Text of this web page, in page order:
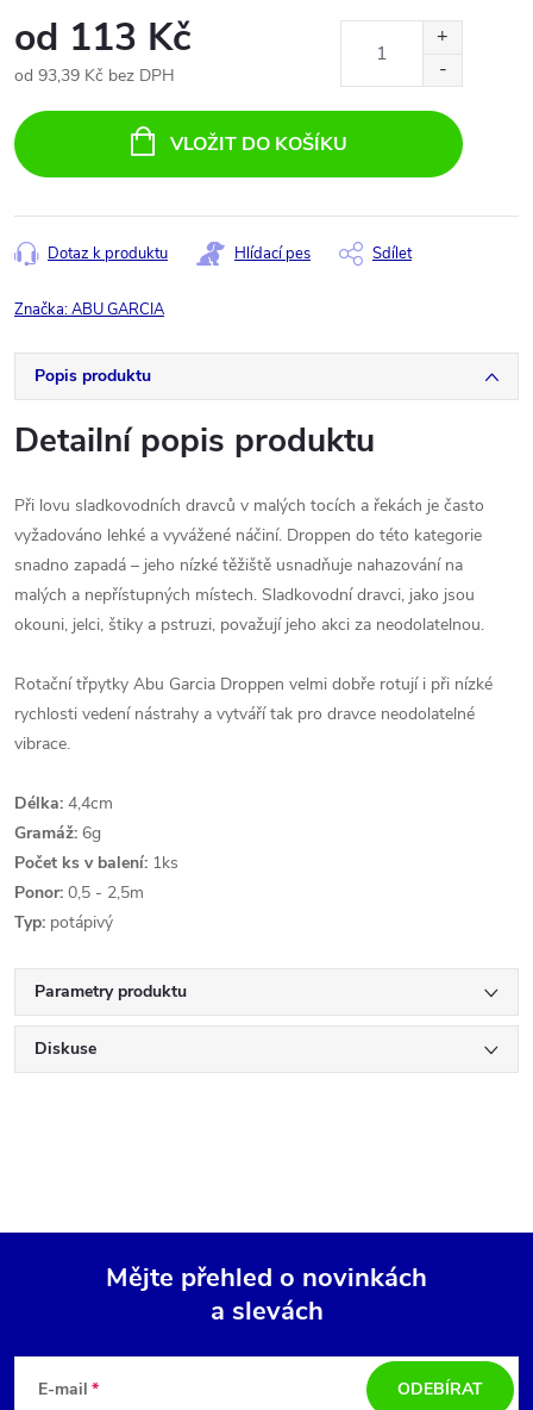
od 113 Kč
od 93,39 Kč bez DPH
cena:
VLOŽIT DO KOŠÍKU
Dotaz k produktu Hlídací pes Sdílet
Značka:ABU GARCIA
Popis produktu
Detailní popis produktu
Při lovu sladkovodních dravců v malých tocích a řekách je často
vyžadováno lehké a vyvážené náčiní. Droppen do této kategorie
snadno zapadá – jeho nízké těžiště usnadňuje nahazování na
malých a nepřístupných místech. Sladkovodní dravci, jako jsou
okouni, jelci, štiky a pstruzi, považují jeho akci za neodolatelnou.
Rotační třpytky Abu Garcia Droppen velmi dobře rotují i při nízké
rychlosti vedení nástrahy a vytváří tak pro dravce neodolatelné
vibrace.
Délka: 4,4cm
Gramáž: 6g
Počet ks v balení: 1ks
Ponor: 0,5 - 2,5m
Typ: potápivý
Parametry produktu
Diskuse
Mějte přehled o novinkách
a slevách
E-mail ODEBÍRAT